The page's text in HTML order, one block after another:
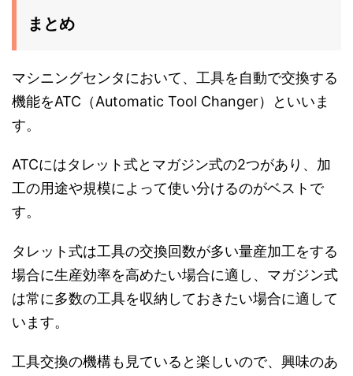
まとめ
マシニングセンタにおいて、工具を自動で交換する
機能をATC（Automatic Tool Changer）といいま
す。
ATCにはタレット式とマガジン式の2つがあり、加
工の用途や規模によって使い分けるのがベストで
す。
タレット式は工具の交換回数が多い量産加工をする
場合に生産効率を高めたい場合に適し、マガジン式
は常に多数の工具を収納しておきたい場合に適して
います。
工具交換の機構も見ていると楽しいので、興味のあ